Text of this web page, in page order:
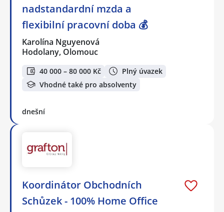
nadstandardní mzda a
flexibilní pracovní doba 💰
Karolína Nguyenová
Hodolany, Olomouc
40 000 – 80 000 Kč
Plný úvazek
Vhodné také pro absolventy
dnešní
Koordinátor Obchodních
Schůzek - 100% Home Office